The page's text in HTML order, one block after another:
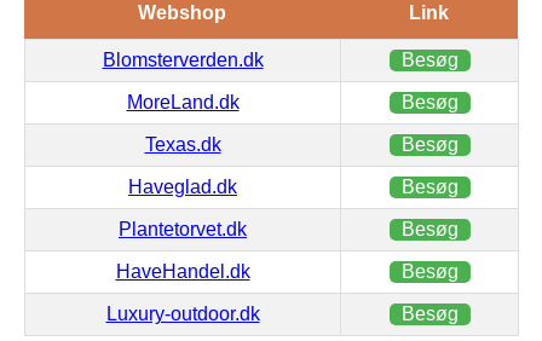
Webshop Link
Blomsterverden.dk Besøg
MoreLand.dk Besøg
Texas.dk Besøg
Haveglad.dk Besøg
Plantetorvet.dk Besøg
HaveHandel.dk Besøg
Luxury-outdoor.dk Besøg